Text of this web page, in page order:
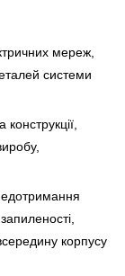
мереж,
системи
корпусу